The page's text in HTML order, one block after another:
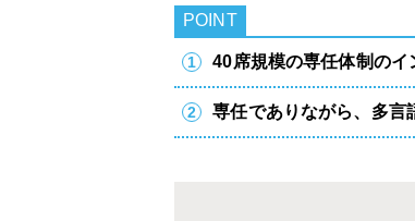
POINT
40席規模の専任体制のイ
専任でありながら、多言